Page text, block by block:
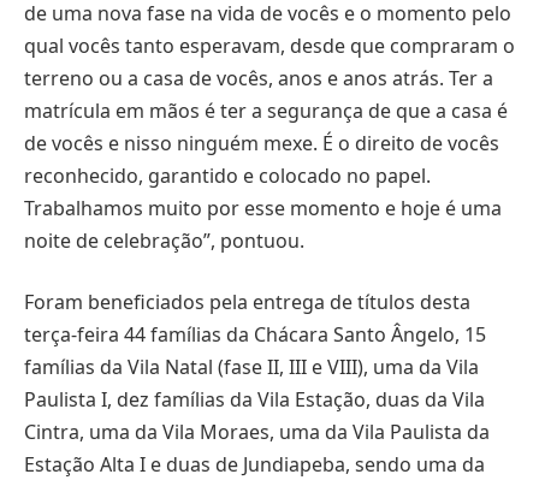
de uma nova fase na vida de vocês e o momento pelo
qual vocês tanto esperavam, desde que compraram o
terreno ou a casa de vocês, anos e anos atrás. Ter a
matrícula em mãos é ter a segurança de que a casa é
de vocês e nisso ninguém mexe. É o direito de vocês
reconhecido, garantido e colocado no papel.
Trabalhamos muito por esse momento e hoje é uma
noite de celebração”, pontuou.
Foram beneficiados pela entrega de títulos desta
terça-feira 44 famílias da Chácara Santo Ângelo, 15
famílias da Vila Natal (fase II, III e VIII), uma da Vila
Paulista I, dez famílias da Vila Estação, duas da Vila
Cintra, uma da Vila Moraes, uma da Vila Paulista da
Estação Alta I e duas de Jundiapeba, sendo uma da